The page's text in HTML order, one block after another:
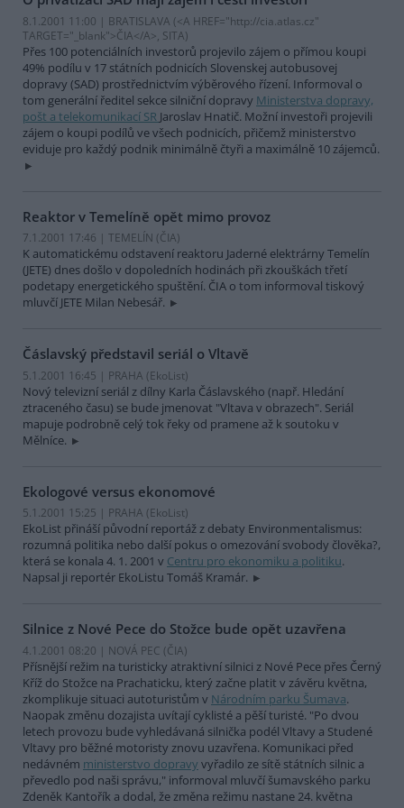
8.1.2001 11:00 | BRATISLAVA (<A HREF="http://cia.atlas.cz"
TARGET="_blank">ČIA</A>, SITA)
Přes 100 potenciálních investorů projevilo zájem o přímou koupi
49% podílu v 17 státních podnicích Slovenskej autobusovej
dopravy (SAD) prostřednictvím výběrového řízení. Informoval o
tom generální ředitel sekce silniční dopravy Ministerstva dopravy,
pošt a telekomunikací SR Jaroslav Hnatič. Možní investoři projevili
zájem o koupi podílů ve všech podnicích, přičemž ministerstvo
eviduje pro každý podnik minimálně čtyři a maximálně 10 zájemců.
Reaktor v Temelíně opět mimo provoz
7.1.2001 17:46 | TEMELÍN (ČIA)
K automatickému odstavení reaktoru Jaderné elektrárny Temelín
(JETE) dnes došlo v dopoledních hodinách při zkouškách třetí
podetapy energetického spuštění. ČIA o tom informoval tiskový
mluvčí JETE Milan Nebesář.
Čáslavský představil seriál o Vltavě
5.1.2001 16:45 | PRAHA (EkoList)
Nový televizní seriál z dílny Karla Čáslavského (např. Hledání
ztraceného času) se bude jmenovat "Vltava v obrazech". Seriál
mapuje podrobně celý tok řeky od pramene až k soutoku v
Mělníce.
Ekologové versus ekonomové
5.1.2001 15:25 | PRAHA (EkoList)
EkoList přináší původní reportáž z debaty Environmentalismus:
rozumná politika nebo další pokus o omezování svobody člověka?,
která se konala 4. 1. 2001 v Centru pro ekonomiku a politiku.
Napsal ji reportér EkoListu Tomáš Kramár.
Silnice z Nové Pece do Stožce bude opět uzavřena
4.1.2001 08:20 | NOVÁ PEC (ČIA)
Přísnější režim na turisticky atraktivní silnici z Nové Pece přes Černý
Kříž do Stožce na Prachaticku, který začne platit v závěru května,
zkomplikuje situaci autoturistům v Národním parku Šumava.
Naopak změnu dozajista uvítají cyklisté a pěší turisté. "Po dvou
letech provozu bude vyhledávaná silnička podél Vltavy a Studené
Vltavy pro běžné motoristy znovu uzavřena. Komunikaci před
nedávném ministerstvo dopravy vyřadilo ze sítě státních silnic a
převedlo pod naši správu," informoval mluvčí šumavského parku
Zdeněk Kantořík a dodal, že změna režimu nastane 24. května